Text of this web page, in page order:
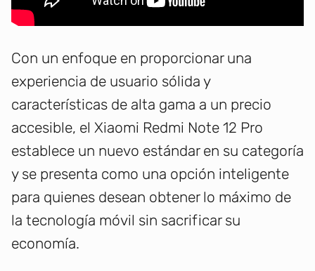
Con un enfoque en proporcionar una
experiencia de usuario sólida y
características de alta gama a un precio
accesible, el Xiaomi Redmi Note 12 Pro
establece un nuevo estándar en su categoría
y se presenta como una opción inteligente
para quienes desean obtener lo máximo de
la tecnología móvil sin sacrificar su
economía.